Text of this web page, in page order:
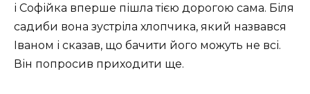
і Софійка вперше пішла тією дорогою сама. Біля
садиби вона зустріла хлопчика, який назвався
Іваном і сказав, що бачити його можуть не всі.
Він попросив приходити ще.